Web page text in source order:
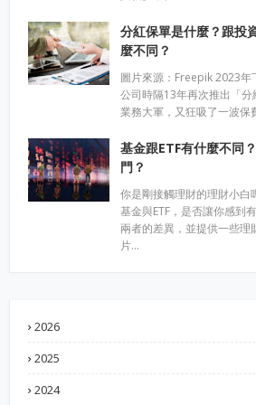
分紅保單是什麼？跟投
麼不同？
圖片來源：Freepik 2023年
公司時隔13年再次推出「
業務大軍，又狂吸了一波
基金跟ETF有什麼不同
門？
你是剛接觸理財的理財小白
基金與ETF，是否讓你感到
兩者的差異，並提供一些理
片…
2026
2025
2024